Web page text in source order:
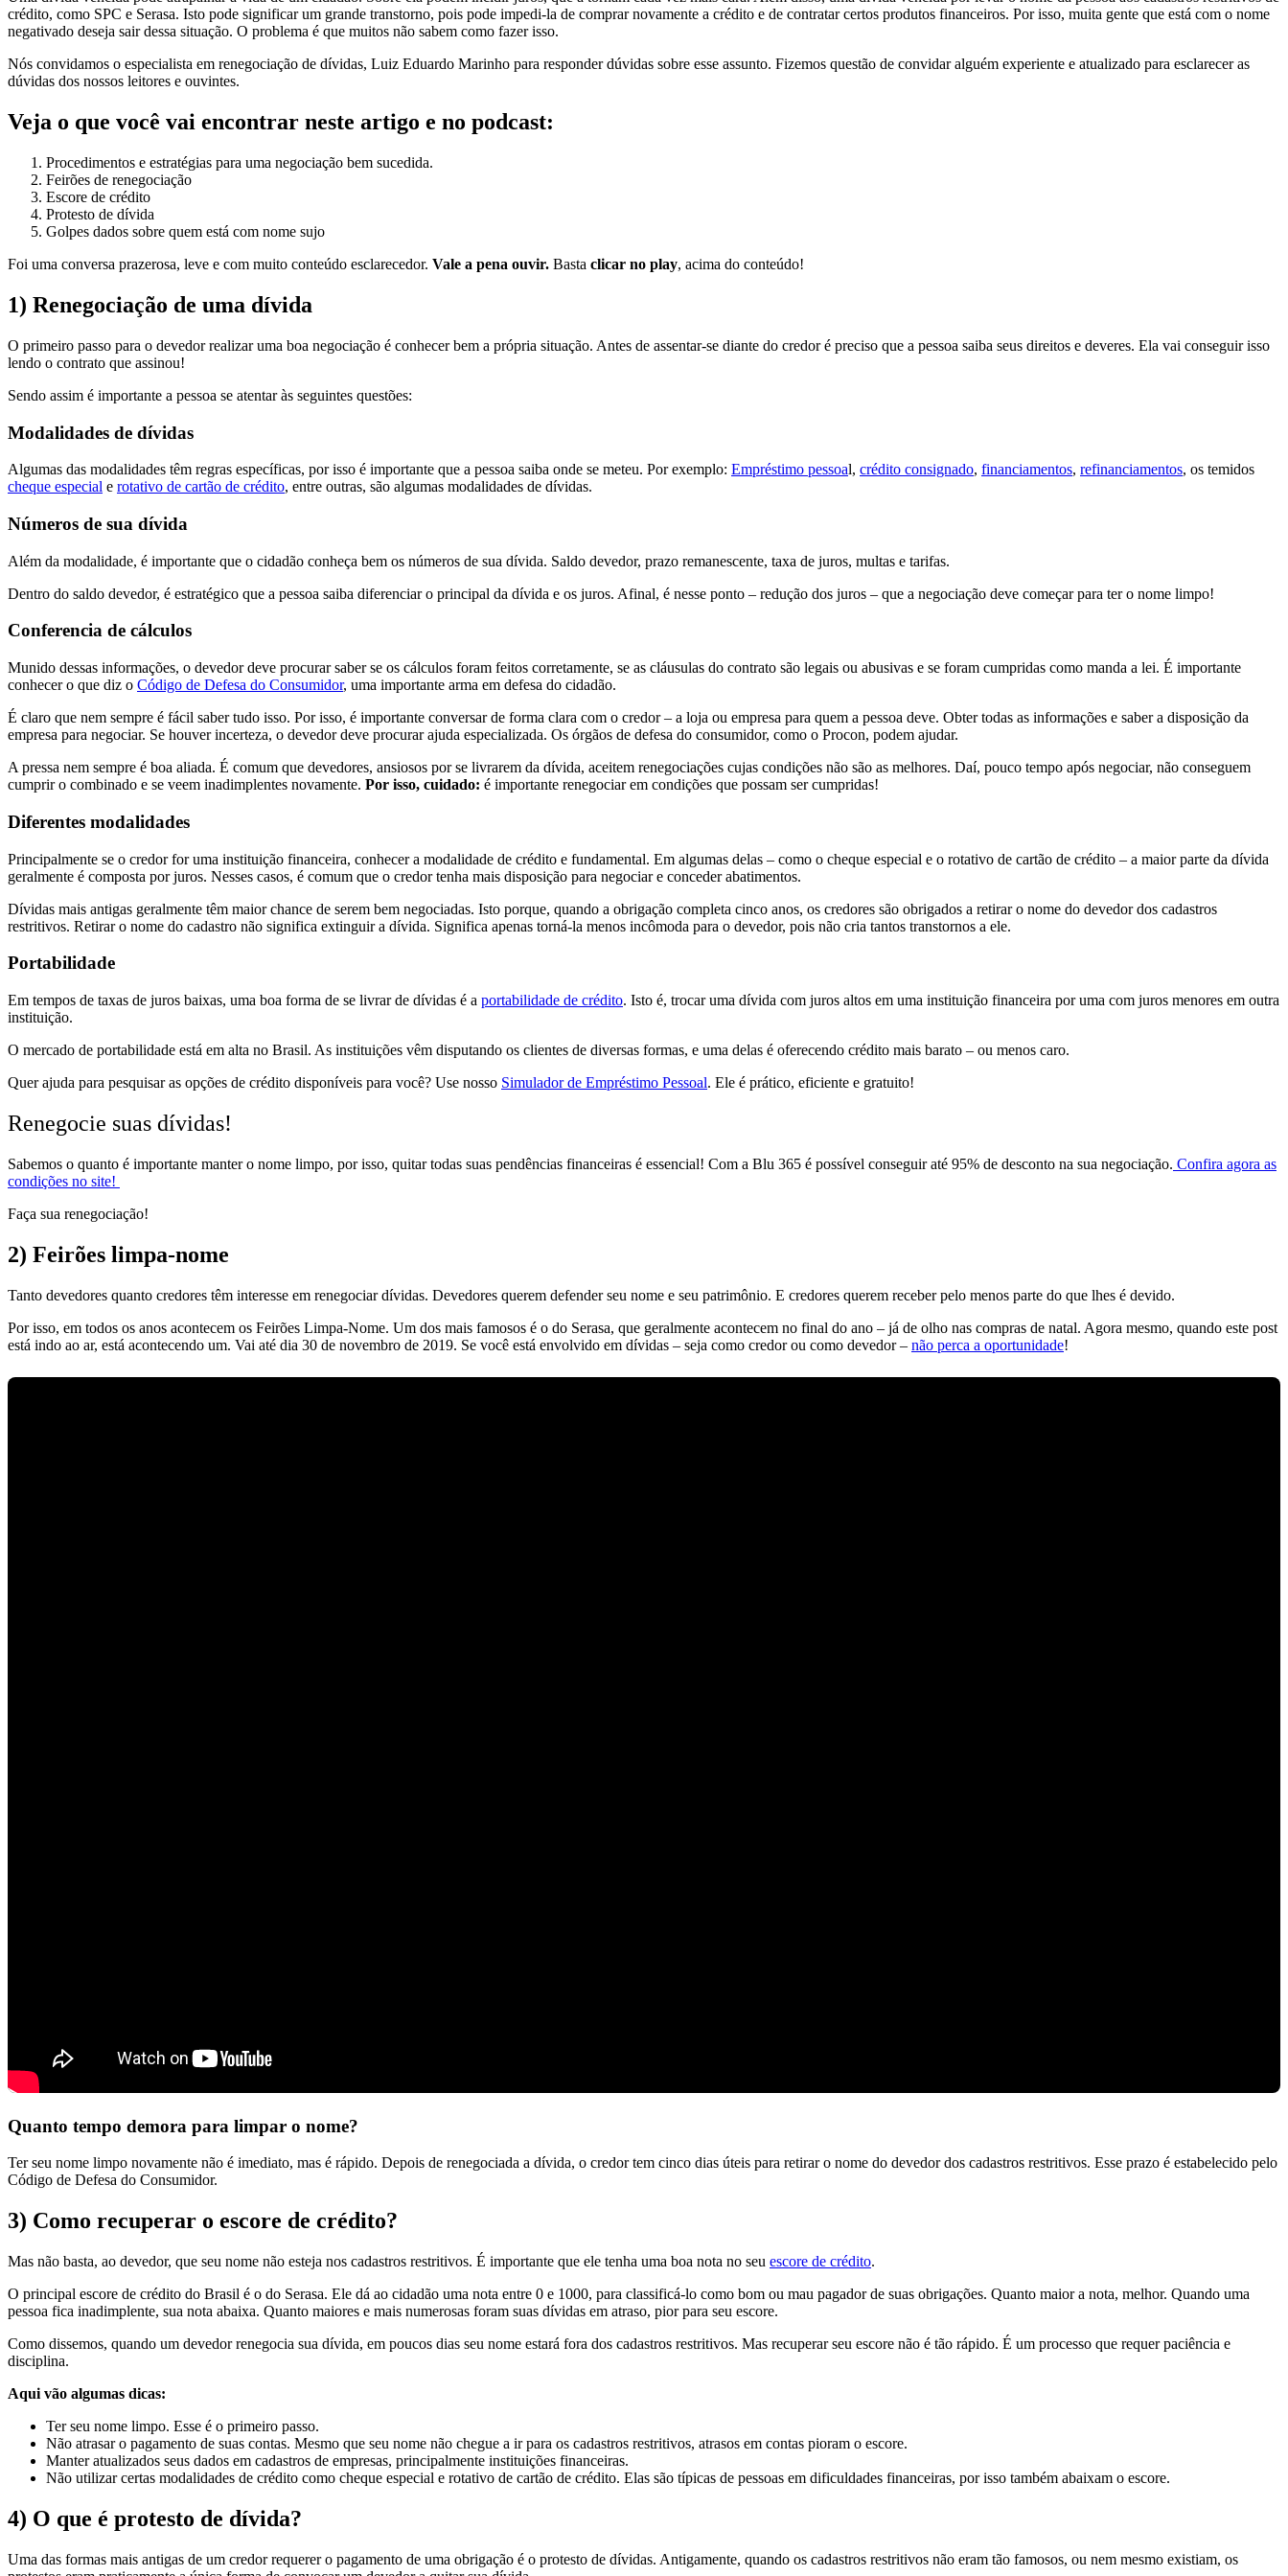
crédito, como SPC e Serasa. Isto pode significar um grande transtorno, pois pode impedi-la de comprar novamente a crédito e de contratar certos produtos financeiros. Por isso, muita gente que está com o nome
negativado deseja sair dessa situação. O problema é que muitos não sabem como fazer isso.
Nós convidamos o especialista em renegociação de dívidas, Luiz Eduardo Marinho para responder dúvidas sobre esse assunto. Fizemos questão de convidar alguém experiente e atualizado para esclarecer as
dúvidas dos nossos leitores e ouvintes.
Veja o que você vai encontrar neste artigo e no podcast:
Procedimentos e estratégias para uma negociação bem sucedida.
Feirões de renegociação
Escore de crédito
Protesto de dívida
Golpes dados sobre quem está com nome sujo
Foi uma conversa prazerosa, leve e com muito conteúdo esclarecedor. Vale a pena ouvir. Basta clicar no play, acima do conteúdo!
1) Renegociação de uma dívida
O primeiro passo para o devedor realizar uma boa negociação é conhecer bem a própria situação. Antes de assentar-se diante do credor é preciso que a pessoa saiba seus direitos e deveres. Ela vai conseguir isso
lendo o contrato que assinou!
Sendo assim é importante a pessoa se atentar às seguintes questões:
Modalidades de dívidas
Algumas das modalidades têm regras específicas, por isso é importante que a pessoa saiba onde se meteu. Por exemplo: Empréstimo pessoal, crédito consignado, financiamentos, refinanciamentos, os temidos
cheque especial e rotativo de cartão de crédito, entre outras, são algumas modalidades de dívidas.
Números de sua dívida
Além da modalidade, é importante que o cidadão conheça bem os números de sua dívida. Saldo devedor, prazo remanescente, taxa de juros, multas e tarifas.
Dentro do saldo devedor, é estratégico que a pessoa saiba diferenciar o principal da dívida e os juros. Afinal, é nesse ponto – redução dos juros – que a negociação deve começar para ter o nome limpo!
Conferencia de cálculos
Munido dessas informações, o devedor deve procurar saber se os cálculos foram feitos corretamente, se as cláusulas do contrato são legais ou abusivas e se foram cumpridas como manda a lei. É importante
conhecer o que diz o Código de Defesa do Consumidor, uma importante arma em defesa do cidadão.
É claro que nem sempre é fácil saber tudo isso. Por isso, é importante conversar de forma clara com o credor – a loja ou empresa para quem a pessoa deve. Obter todas as informações e saber a disposição da
empresa para negociar. Se houver incerteza, o devedor deve procurar ajuda especializada. Os órgãos de defesa do consumidor, como o Procon, podem ajudar.
A pressa nem sempre é boa aliada. É comum que devedores, ansiosos por se livrarem da dívida, aceitem renegociações cujas condições não são as melhores. Daí, pouco tempo após negociar, não conseguem
cumprir o combinado e se veem inadimplentes novamente. Por isso, cuidado: é importante renegociar em condições que possam ser cumpridas!
Diferentes modalidades
Principalmente se o credor for uma instituição financeira, conhecer a modalidade de crédito e fundamental. Em algumas delas – como o cheque especial e o rotativo de cartão de crédito – a maior parte da dívida
geralmente é composta por juros. Nesses casos, é comum que o credor tenha mais disposição para negociar e conceder abatimentos.
Dívidas mais antigas geralmente têm maior chance de serem bem negociadas. Isto porque, quando a obrigação completa cinco anos, os credores são obrigados a retirar o nome do devedor dos cadastros
restritivos. Retirar o nome do cadastro não significa extinguir a dívida. Significa apenas torná-la menos incômoda para o devedor, pois não cria tantos transtornos a ele.
Portabilidade
Em tempos de taxas de juros baixas, uma boa forma de se livrar de dívidas é a portabilidade de crédito. Isto é, trocar uma dívida com juros altos em uma instituição financeira por uma com juros menores em outra
instituição.
O mercado de portabilidade está em alta no Brasil. As instituições vêm disputando os clientes de diversas formas, e uma delas é oferecendo crédito mais barato – ou menos caro.
Quer ajuda para pesquisar as opções de crédito disponíveis para você? Use nosso Simulador de Empréstimo Pessoal. Ele é prático, eficiente e gratuito!
Renegocie suas dívidas!
Sabemos o quanto é importante manter o nome limpo, por isso, quitar todas suas pendências financeiras é essencial! Com a Blu 365 é possível conseguir até 95% de desconto na sua negociação. Confira agora as
condições no site!
Faça sua renegociação!
2) Feirões limpa-nome
Tanto devedores quanto credores têm interesse em renegociar dívidas. Devedores querem defender seu nome e seu patrimônio. E credores querem receber pelo menos parte do que lhes é devido.
Por isso, em todos os anos acontecem os Feirões Limpa-Nome. Um dos mais famosos é o do Serasa, que geralmente acontecem no final do ano – já de olho nas compras de natal. Agora mesmo, quando este post
está indo ao ar, está acontecendo um. Vai até dia 30 de novembro de 2019. Se você está envolvido em dívidas – seja como credor ou como devedor – não perca a oportunidade!
Quanto tempo demora para limpar o nome?
Ter seu nome limpo novamente não é imediato, mas é rápido. Depois de renegociada a dívida, o credor tem cinco dias úteis para retirar o nome do devedor dos cadastros restritivos. Esse prazo é estabelecido pelo
Código de Defesa do Consumidor.
3) Como recuperar o escore de crédito?
Mas não basta, ao devedor, que seu nome não esteja nos cadastros restritivos. É importante que ele tenha uma boa nota no seu escore de crédito.
O principal escore de crédito do Brasil é o do Serasa. Ele dá ao cidadão uma nota entre 0 e 1000, para classificá-lo como bom ou mau pagador de suas obrigações. Quanto maior a nota, melhor. Quando uma
pessoa fica inadimplente, sua nota abaixa. Quanto maiores e mais numerosas foram suas dívidas em atraso, pior para seu escore.
Como dissemos, quando um devedor renegocia sua dívida, em poucos dias seu nome estará fora dos cadastros restritivos. Mas recuperar seu escore não é tão rápido. É um processo que requer paciência e
disciplina.
Aqui vão algumas dicas:
Ter seu nome limpo. Esse é o primeiro passo.
Não atrasar o pagamento de suas contas. Mesmo que seu nome não chegue a ir para os cadastros restritivos, atrasos em contas pioram o escore.
Manter atualizados seus dados em cadastros de empresas, principalmente instituições financeiras.
Não utilizar certas modalidades de crédito como cheque especial e rotativo de cartão de crédito. Elas são típicas de pessoas em dificuldades financeiras, por isso também abaixam o escore.
4) O que é protesto de dívida?
Uma das formas mais antigas de um credor requerer o pagamento de uma obrigação é o protesto de dívidas. Antigamente, quando os cadastros restritivos não eram tão famosos, ou nem mesmo existiam, os